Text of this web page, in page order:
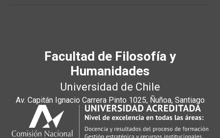
Facultad de Filosofía y
Humanidades
Universidad de Chile
Av. Capitán Ignacio Carrera Pinto 1025, Ñuñoa, Santiago